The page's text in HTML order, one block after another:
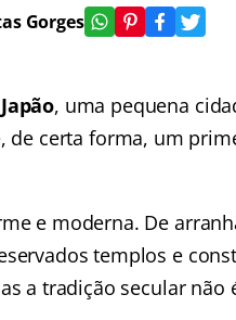
Gorges
, uma pequena
de certa forma, um
e moderna. De
templos e
a tradição secular não